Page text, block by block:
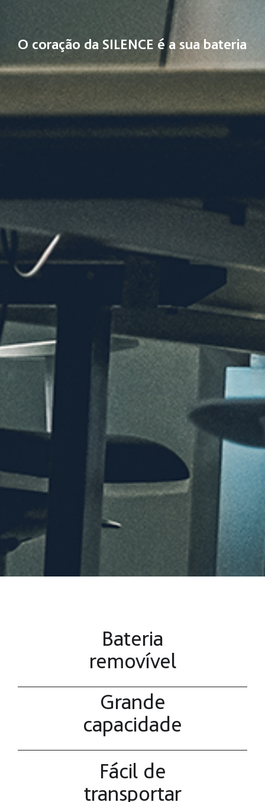
O coração da SILENCE é a sua bateria
Bateria
removível
Grande
capacidade
Fácil de
transportar